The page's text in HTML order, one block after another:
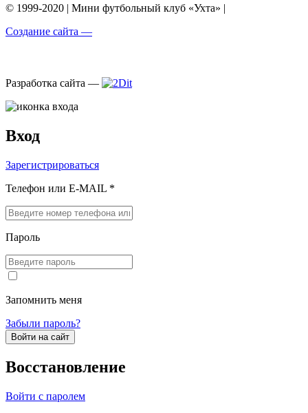
© 1999-2020 | Мини футбольный клуб «Ухта» |
Создание сайта —
Разработка сайта —
Вход
Зарегистрироваться
Телефон или E-MAIL *
Пароль
Запомнить меня
Забыли пароль?
Войти на сайт
Восстановление
Войти с паролем